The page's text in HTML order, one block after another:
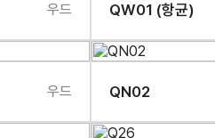
우드 QW01 (항균)
우드 QN02